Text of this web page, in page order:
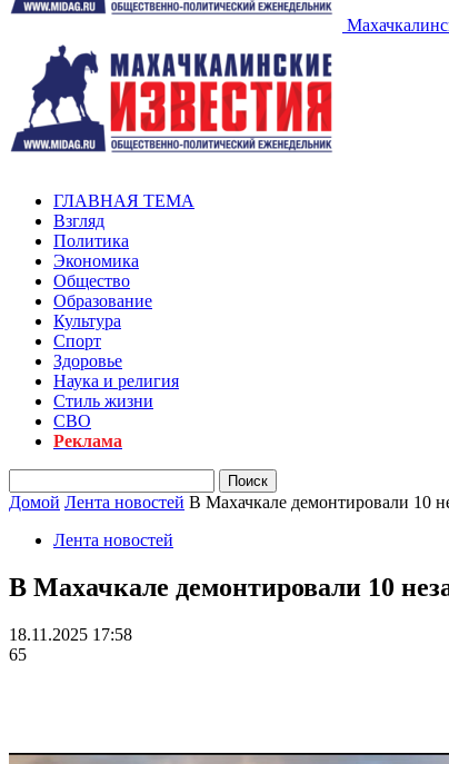
ГЛАВНАЯ ТЕМА
Взгляд
Политика
Экономика
Общество
Образование
Культура
Спорт
Здоровье
Наука и религия
Стиль жизни
СВО
Реклама
Домой Лента новостей В Махачкале демонтировали 10
Лента новостей
В Махачкале демонтировали 10
18.11.2025 17:58
65